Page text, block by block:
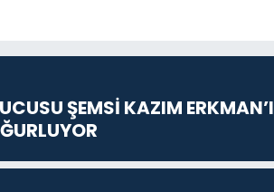
ŞEMSİ KAZIM ERKMAN’I